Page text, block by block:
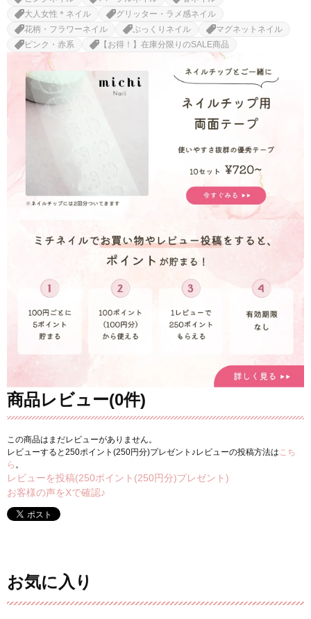
大人女性＊ネイル
グリッター・ラメ感ネイル
花柄・フラワーネイル
ぷっくりネイル
マグネットネイル
ピンク・赤系
【お得！】在庫分限りのSALE商品
商品レビュー(0件)
この商品はまだレビューがありません。
レビューすると250ポイント(250円分)プレゼント♪レビューの投稿方法は こち
ら 。
レビューを投稿(250ポイント(250円分)プレゼント)
お客様の声をXで確認♪
お気に入り